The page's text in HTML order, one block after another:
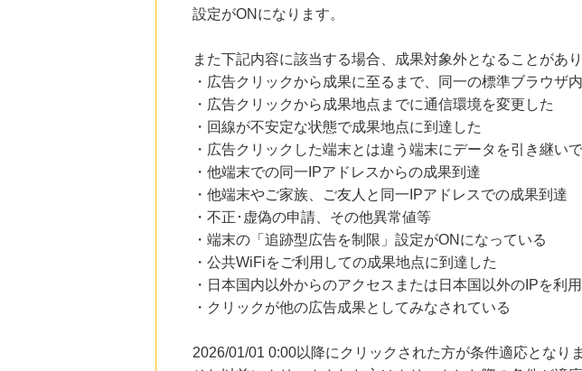
設定がONになります。
また下記内容に該当する場合、成果対象外となることがあり
・広告クリックから成果に至るまで、同一の標準ブラウザ
・広告クリックから成果地点までに通信環境を変更した
・回線が不安定な状態で成果地点に到達した
・広告クリックした端末とは違う端末にデータを引き継い
・他端末での同一IPアドレスからの成果到達
・他端末やご家族、ご友人と同一IPアドレスでの成果到達
・不正･虚偽の申請、その他異常値等
・端末の「追跡型広告を制限」設定がONになっている
・公共WiFiをご利用しての成果地点に到達した
・日本国内以外からのアクセスまたは日本国以外のIPを利
・クリックが他の広告成果としてみなされている
2026/01/01 0:00以降にクリックされた方が条件適応となりま